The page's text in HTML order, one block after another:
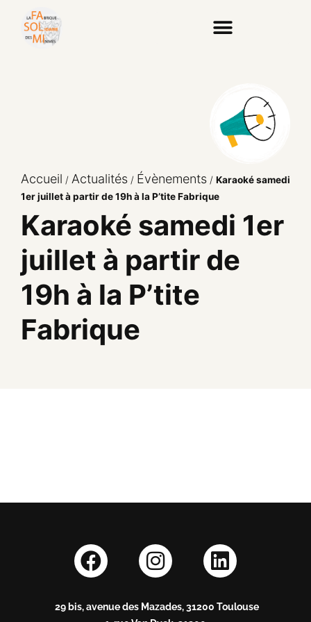
Accueil / Actualités / Évènements / Karaoké samedi
1er juillet à partir de 19h à la P’tite Fabrique
Karaoké samedi 1er
juillet à partir de
19h à la P’tite
Fabrique
29 bis, avenue des Mazades, 31200 Toulouse